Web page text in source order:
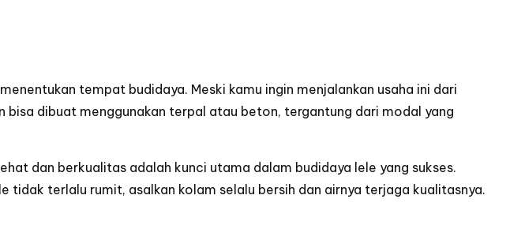
tempat budidaya. Meski kamu ingin menjalankan usaha ini dari
bisa dibuat menggunakan terpal atau beton, tergantung dari modal yang
dan berkualitas adalah kunci utama dalam budidaya lele yang sukses.
terlalu rumit, asalkan kolam selalu bersih dan airnya terjaga kualitasnya.